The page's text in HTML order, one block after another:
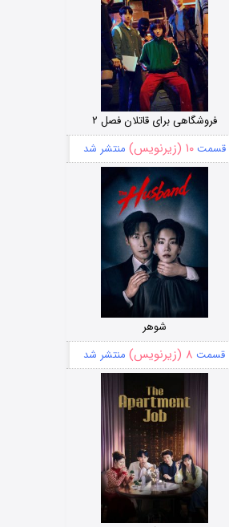
فروشگاهی برای قاتلان فصل ۲
قسمت۱۰ (زیرنویس) منتشر شد
شوهر
قسمت ۸ (زیرنویس) منتشر شد